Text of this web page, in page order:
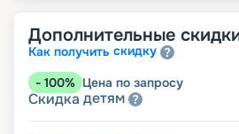
Дополнительные
Как получить скидку
- 100% Цена по запросу
Скидка детям